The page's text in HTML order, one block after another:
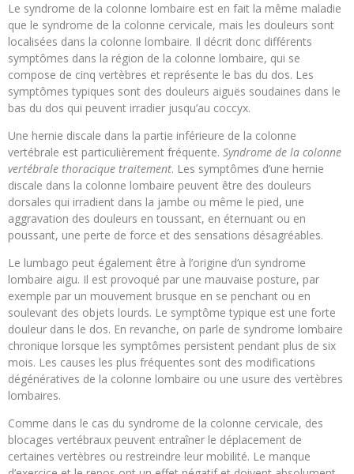
Le syndrome de la colonne lombaire est en fait la même maladie
que le syndrome de la colonne cervicale, mais les douleurs sont
localisées dans la colonne lombaire. Il décrit donc différents
symptômes dans la région de la colonne lombaire, qui se
compose de cinq vertèbres et représente le bas du dos. Les
symptômes typiques sont des douleurs aiguës soudaines dans le
bas du dos qui peuvent irradier jusqu’au coccyx.
Une hernie discale dans la partie inférieure de la colonne
vertébrale est particulièrement fréquente. Syndrome de la colonne
vertébrale thoracique traitement. Les symptômes d’une hernie
discale dans la colonne lombaire peuvent être des douleurs
dorsales qui irradient dans la jambe ou même le pied, une
aggravation des douleurs en toussant, en éternuant ou en
poussant, une perte de force et des sensations désagréables.
Le lumbago peut également être à l’origine d’un syndrome
lombaire aigu. Il est provoqué par une mauvaise posture, par
exemple par un mouvement brusque en se penchant ou en
soulevant des objets lourds. Le symptôme typique est une forte
douleur dans le dos. En revanche, on parle de syndrome lombaire
chronique lorsque les symptômes persistent pendant plus de six
mois. Les causes les plus fréquentes sont des modifications
dégénératives de la colonne lombaire ou une usure des vertèbres
lombaires.
Comme dans le cas du syndrome de la colonne cervicale, des
blocages vertébraux peuvent entraîner le déplacement de
certaines vertèbres ou restreindre leur mobilité. Le manque